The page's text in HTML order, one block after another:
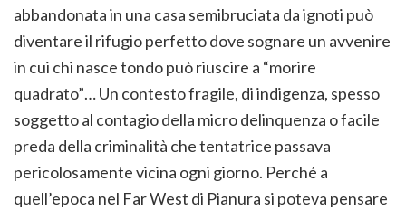
abbandonata in una casa semibruciata da ignoti può
diventare il rifugio perfetto dove sognare un avvenire
in cui chi nasce tondo può riuscire a “morire
quadrato”… Un contesto fragile, di indigenza, spesso
soggetto al contagio della micro delinquenza o facile
preda della criminalità che tentatrice passava
pericolosamente vicina ogni giorno. Perché a
quell’epoca nel Far West di Pianura si poteva pensare